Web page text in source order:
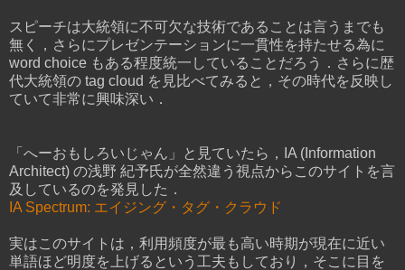
スピーチは大統領に不可欠な技術であることは言うまでも
無く，さらにプレゼンテーションに一貫性を持たせる為に
word choice もある程度統一していることだろう．さらに歴
代大統領の tag cloud を見比べてみると，その時代を反映し
ていて非常に興味深い．
「へーおもしろいじゃん」と見ていたら，IA (Information
Architect) の浅野 紀予氏が全然違う視点からこのサイトを言
及しているのを発見した．
IA Spectrum: エイジング・タグ・クラウド
実はこのサイトは，利用頻度が最も高い時期が現在に近い
単語ほど明度を上げるという工夫もしており，そこに目を